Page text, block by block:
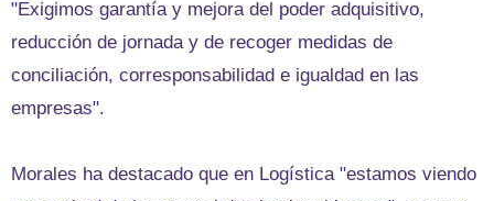
"Exigimos garantía y mejora del poder adquisitivo,
reducción de jornada y de recoger medidas de
conciliación, corresponsabilidad e igualdad en las
empresas".
Morales ha destacado que en Logística "estamos viendo